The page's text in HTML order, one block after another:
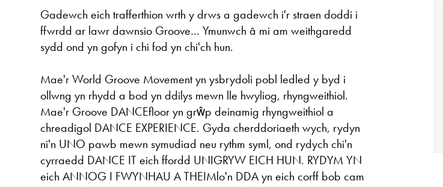
Gadewch eich trafferthion wrth y drws a gadewch i'r straen doddi i
ffwrdd ar lawr dawnsio Groove… Ymunwch â mi am weithgaredd
sydd ond yn gofyn i chi fod yn chi'ch hun.
Mae'r World Groove Movement yn ysbrydoli pobl ledled y byd i
ollwng yn rhydd a bod yn ddilys mewn lle hwyliog, rhyngweithiol.
Mae'r Groove DANCEfloor yn grŵp deinamig rhyngweithiol a
chreadigol DANCE EXPERIENCE. Gyda cherddoriaeth wych, rydyn
ni'n UNO pawb mewn symudiad neu rythm syml, ond rydych chi'n
cyrraedd DANCE IT eich ffordd UNIGRYW EICH HUN. RYDYM YN
eich ANNOG I FWYNHAU A THEIMlo'n DDA yn eich corff bob cam